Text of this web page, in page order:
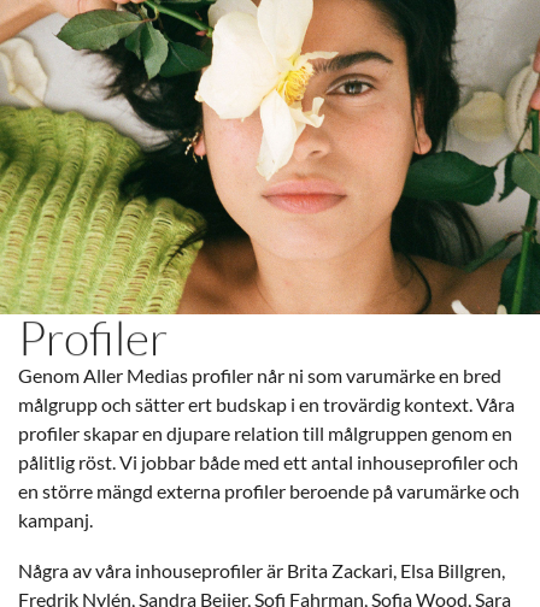
Profiler
Genom Aller Medias profiler når ni som varumärke en bred
målgrupp och sätter ert budskap i en trovärdig kontext. Våra
profiler skapar en djupare relation till målgruppen genom en
pålitlig röst. Vi jobbar både med ett antal inhouseprofiler och
en större mängd externa profiler beroende på varumärke och
kampanj.
Några av våra inhouseprofiler är Brita Zackari, Elsa Billgren,
Fredrik Nylén, Sandra Beijer, Sofi Fahrman, Sofia Wood, Sara